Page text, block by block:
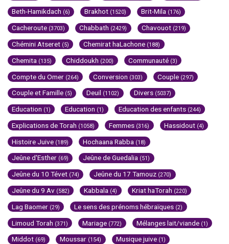
Beth-Hamikdach (6) Brakhot (1520) Brit-Mila (176)
Cacheroute (3703) Chabbath (2429) Chavouot (219)
Chémini Atseret (5) Chemirat haLachone (188)
Chemita (135) Chiddoukh (200) Communauté (3)
Compte du Omer (264) Conversion (303) Couple (297)
Couple et Famille (5) Deuil (1102) Divers (5037)
Education (1) Education (1) Education des enfants (244)
Explications de Torah (1058) Femmes (316) Hassidout (4)
Histoire Juive (189) Hochaana Rabba (18)
Jeûne d'Esther (69) Jeûne de Guedalia (51)
Jeûne du 10 Tévet (74) Jeûne du 17 Tamouz (270)
Jeûne du 9 Av (582) Kabbala (4) Kriat haTorah (220)
Lag Baomer (29) Le sens des prénoms hébraïques (2)
Limoud Torah (371) Mariage (772) Mélanges lait/viande (1)
Middot (69) Moussar (154) Musique juive (1)